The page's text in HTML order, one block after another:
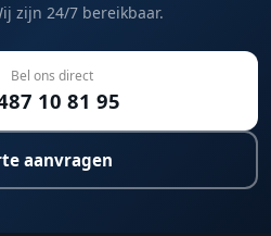
zijn 24/7 bereikbaar.
Bel ons direct
10 81 95
aanvragen